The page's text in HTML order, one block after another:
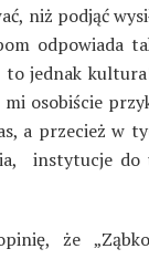
niż podjąć
odpowiada
jednak
osobiście
a przecież w
instytucje do
opinię, że